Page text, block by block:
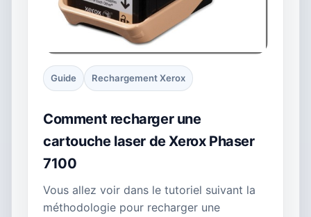
Guide Rechargement Xerox
Comment recharger une
cartouche laser de Xerox Phaser
7100
Vous allez voir dans le tutoriel suivant la
méthodologie pour recharger une